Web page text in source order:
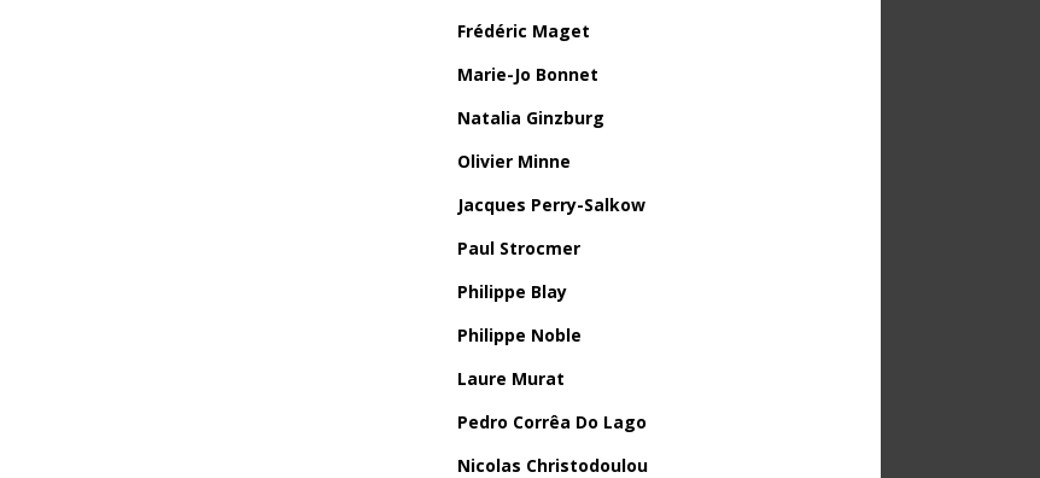
Frédéric Maget
Marie-Jo Bonnet
Natalia Ginzburg
Olivier Minne
Jacques Perry-Salkow
Paul Strocmer
Philippe Blay
Philippe Noble
Laure Murat
Pedro Corrêa Do Lago
Nicolas Christodoulou